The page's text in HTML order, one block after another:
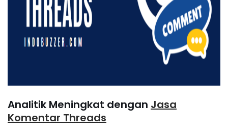
Analitik Meningkat dengan Jasa
Komentar Threads